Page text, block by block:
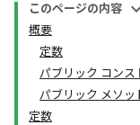
このページの内容
概要
定数
パブリック コンス
パブリック メソッ
定数